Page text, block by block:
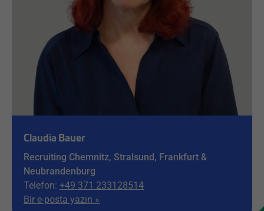
Claudia Bauer
Recruiting Chemnitz, Stralsund, Frankfurt &
Neubrandenburg
Telefon: +49 371 233128514
Bir e-posta yazın »